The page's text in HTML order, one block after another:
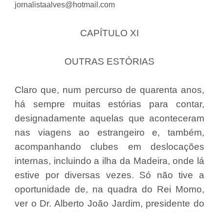
jornalistaalves@hotmail.com
CAPÍTULO XI
OUTRAS ESTÓRIAS
Claro que, num percurso de quarenta anos,
há sempre muitas estórias para contar,
designadamente aquelas que aconteceram
nas viagens ao estrangeiro e, também,
acompanhando clubes em deslocações
internas, incluindo a ilha da Madeira, onde lá
estive por diversas vezes. Só não tive a
oportunidade de, na quadra do Rei Momo,
ver o Dr. Alberto João Jardim, presidente do